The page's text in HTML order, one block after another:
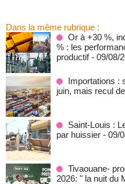
Dans la même rubrique :
Or à +30 %,
% : les
productif - 09/08/
Importations :
juin, mais recul
Saint-Louis :
par huissier - 09/
Tivaouane-
2026: " la nuit du